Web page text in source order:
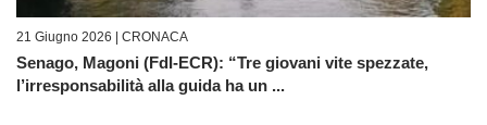
21 Giugno 2026 | CRONACA
Senago, Magoni (FdI-ECR): “Tre giovani vite spezzate,
l’irresponsabilità alla guida ha un ...